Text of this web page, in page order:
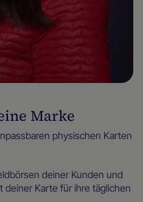
Marke
physischen Karten
deiner Kunden und
deiner Karte für ihre täglichen